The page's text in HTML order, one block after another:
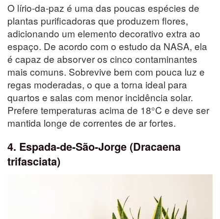
O lírio-da-paz é uma das poucas espécies de
plantas purificadoras que produzem flores,
adicionando um elemento decorativo extra ao
espaço. De acordo com o estudo da NASA, ela
é capaz de absorver os cinco contaminantes
mais comuns. Sobrevive bem com pouca luz e
regas moderadas, o que a torna ideal para
quartos e salas com menor incidência solar.
Prefere temperaturas acima de 18°C e deve ser
mantida longe de correntes de ar fortes.
4. Espada-de-São-Jorge (Dracaena
trifasciata)